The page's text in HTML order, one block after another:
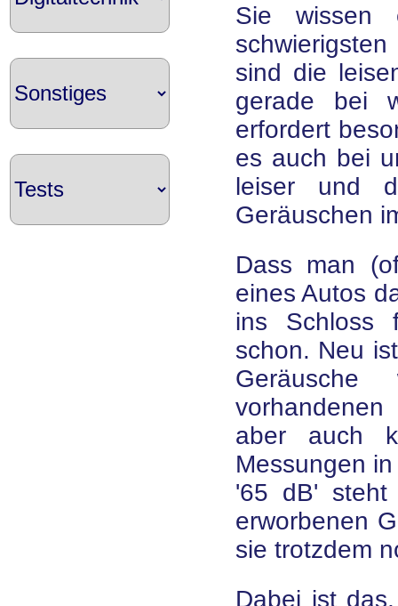
Sie wissen
sind die
gerade bei
erfordert
es auch bei
leiser und
Geräuschen
Dass man
eines Autos
ins Schloss
schon. Neu
Geräusche
aber auch
Messungen
'65 dB' steht
erworbenen
sie trotzdem
Dabei ist